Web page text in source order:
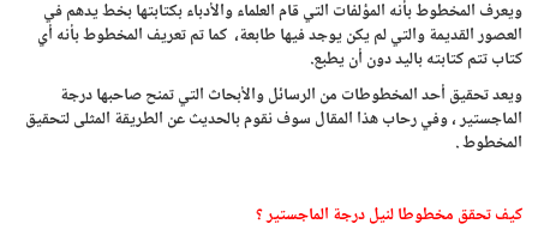
ويعرف المخطوط بأنه المؤلفات التي قام العلماء والأدباء بكتابتها بخط يدهم في
العصور القديمة والتي لم يكن يوجد فيها طابعة، كما تم تعريف المخطوط بأنه أي
كتاب تتم كتابته باليد دون أن يطبع.
ويعد تحقيق أحد المخطوطات من الرسائل والأبحاث التي تمنح صاحبها درجة
الماجستير ، وفي رحاب هذا المقال سوف نقوم بالحديث عن الطريقة المثلى لتحقيق
المخطوط .
كيف تحقق مخطوطا لنيل درجة الماجستير ؟